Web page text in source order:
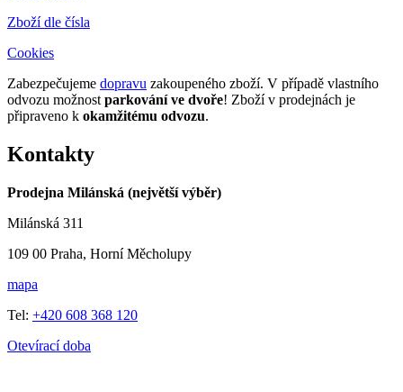
Zboží dle čísla
Cookies
Zabezpečujeme dopravu zakoupeného zboží. V případě vlastního
odvozu možnost parkování ve dvoře! Zboží v prodejnách je
připraveno k okamžitému odvozu.
Kontakty
Prodejna Milánská (největší výběr)
Milánská 311
109 00 Praha, Horní Měcholupy
mapa
Tel: +420 608 368 120
Otevírací doba